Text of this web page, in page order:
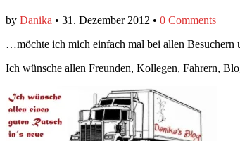
by Danika • 31. Dezember 2012 • 0 Comments
…möchte ich mich einfach mal bei allen Besuchern
Ich wünsche allen Freunden, Kollegen, Fahrern,